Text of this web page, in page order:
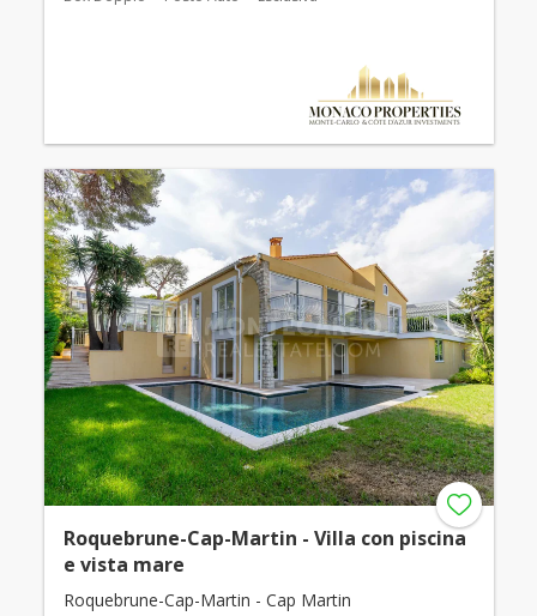
Roquebrune-Cap-Martin - Villa con piscina
e vista mare
Roquebrune-Cap-Martin - Cap Martin